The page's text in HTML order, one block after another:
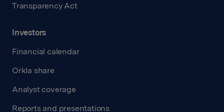
Transparency Act
Investors
Financial calendar
Orkla share
Analyst coverage
Reports and presentations